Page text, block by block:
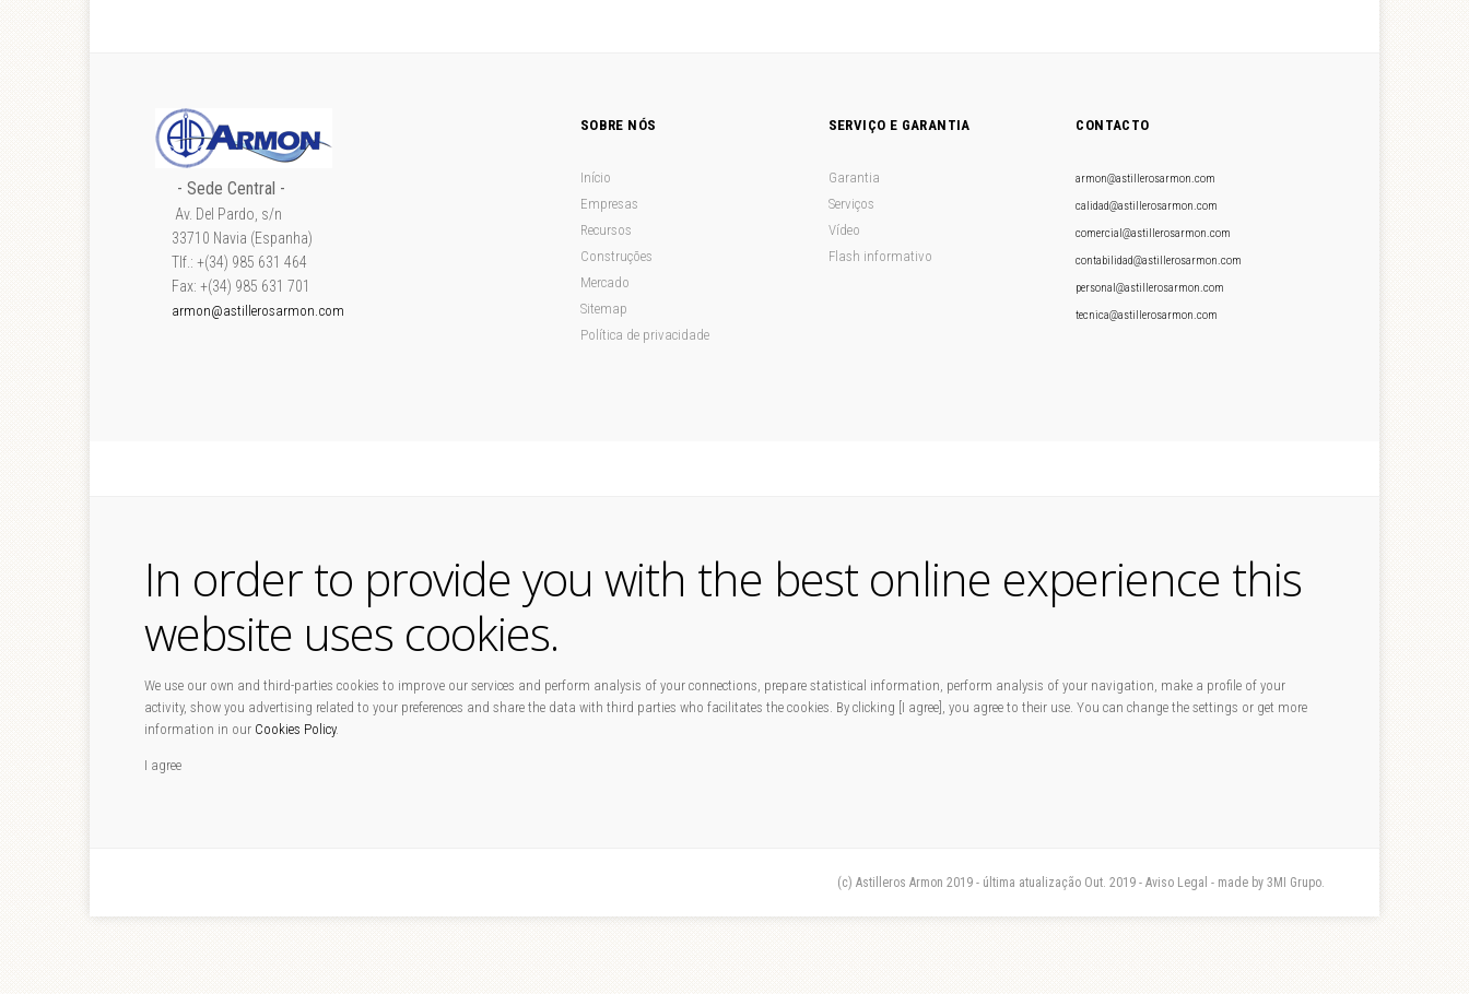
- Sede Central -
Av. Del Pardo, s/n
33710 Navia (Espanha)
Tlf.: +(34) 985 631 464
Fax: +(34) 985 631 701
armon@astillerosarmon.com
SOBRE NÓS
Início
Empresas
Recursos
Construções
Mercado
Sitemap
Política de privacidade
SERVIÇO E GARANTIA
Garantia
Serviços
Vídeo
Flash informativo
CONTACTO
armon@astillerosarmon.com
calidad@astillerosarmon.com
comercial@astillerosarmon.com
contabilidad@astillerosarmon.com
personal@astillerosarmon.com
tecnica@astillerosarmon.com
In order to provide you with the best online experience this
website uses cookies.
We use our own and third-parties cookies to improve our services and perform analysis of your connections, prepare statistical information, perform analysis of your navigation, make a profile of your
activity, show you advertising related to your preferences and share the data with third parties who facilitates the cookies. By clicking [I agree], you agree to their use. You can change the settings or get more
information in our Cookies Policy.
I agree
(c) Astilleros Armon 2019 - última atualização Out. 2019 - Aviso Legal - made by 3MI Grupo.